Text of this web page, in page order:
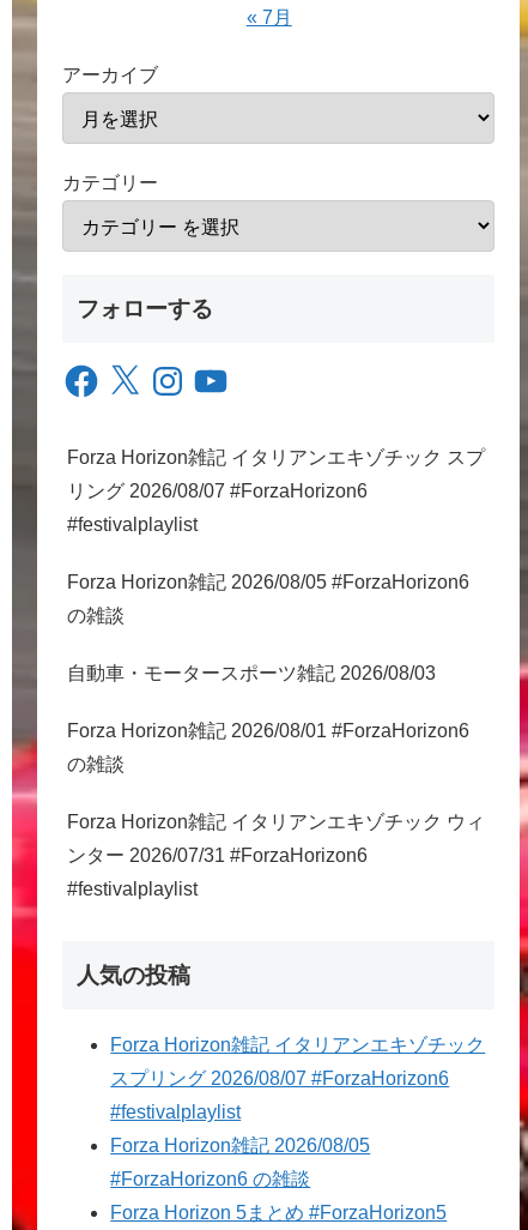
« 7月
アーカイブ
カテゴリー
フォローする
Facebook
X InstagramYouTube
Forza Horizon雑記 イタリアンエキゾチック スプ
リング 2026/08/07 #ForzaHorizon6
#festivalplaylist
Forza Horizon雑記 2026/08/05 #ForzaHorizon6
の雑談
自動車・モータースポーツ雑記 2026/08/03
Forza Horizon雑記 2026/08/01 #ForzaHorizon6
の雑談
Forza Horizon雑記 イタリアンエキゾチック ウィ
ンター 2026/07/31 #ForzaHorizon6
#festivalplaylist
人気の投稿
Forza Horizon雑記 イタリアンエキゾチック
スプリング 2026/08/07 #ForzaHorizon6
#festivalplaylist
Forza Horizon雑記 2026/08/05
#ForzaHorizon6 の雑談
Forza Horizon 5まとめ #ForzaHorizon5